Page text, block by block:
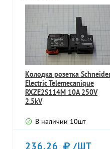
Колодка розетка
Electric Telemecanique
RXZE2S114M 10A 250V
2.5kV
В наличии 10шт
236,26 /ШТ